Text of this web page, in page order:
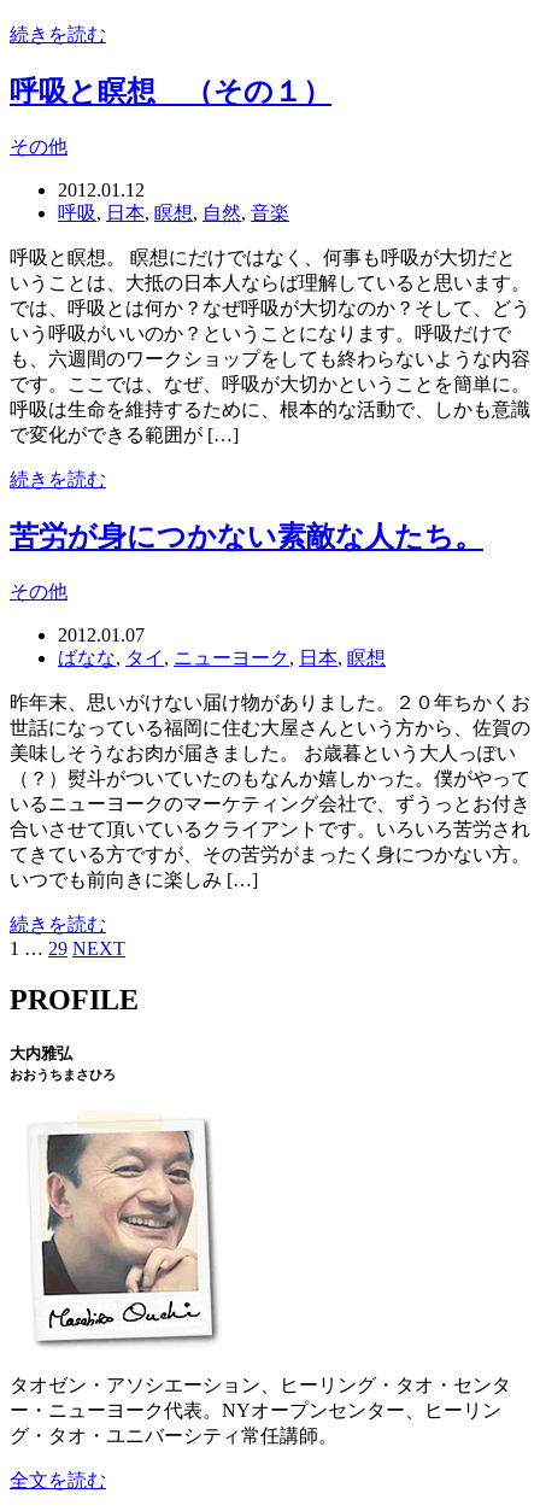
続きを読む
呼吸と瞑想 （その１）
その他
2012.01.12
呼吸, 日本, 瞑想, 自然, 音楽
呼吸と瞑想。 瞑想にだけではなく、何事も呼吸が大切だと
いうことは、大抵の日本人ならば理解していると思います。
では、呼吸とは何か？なぜ呼吸が大切なのか？そして、どう
いう呼吸がいいのか？ということになります。呼吸だけで
も、六週間のワークショップをしても終わらないような内容
です。ここでは、なぜ、呼吸が大切かということを簡単に。
呼吸は生命を維持するために、根本的な活動で、しかも意識
で変化ができる範囲が […]
続きを読む
苦労が身につかない素敵な人たち。
その他
2012.01.07
ばなな, タイ , ニューヨーク, 日本, 瞑想
昨年末、思いがけない届け物がありました。２０年ちかくお
世話になっている福岡に住む大屋さんという方から、佐賀の
美味しそうなお肉が届きました。 お歳暮という大人っぽい
（？）熨斗がついていたのもなんか嬉しかった。僕がやって
いるニューヨークのマーケティング会社で、ずうっとお付き
合いさせて頂いているクライアントです。いろいろ苦労され
てきている方ですが、その苦労がまったく身につかない方。
いつでも前向きに楽しみ […]
続きを読む
1 … 29 NEXT
PROFILE
大内雅弘
おおうちまさひろ
タオゼン・アソシエーション、ヒーリング・タオ・センタ
ー・ニューヨーク代表。NYオープンセンター、ヒーリン
グ・タオ・ユニバーシティ常任講師。
全文を読む